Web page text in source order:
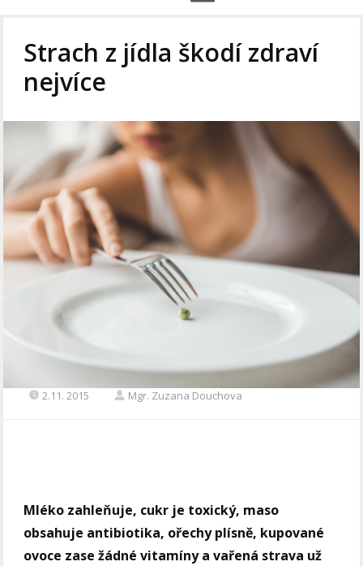
Strach z jídla škodí zdraví
nejvíce
2.11. 2015 Mgr. Zuzana Douchova
Mléko zahleňuje, cukr je toxický, maso
obsahuje antibiotika, ořechy plísně, kupované
ovoce zase žádné vitamíny a vařená strava už